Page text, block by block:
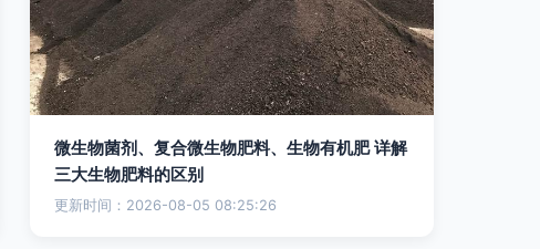
微生物菌剂、复合微生物肥料、生物有机肥 详解
三大生物肥料的区别
更新时间：2026-08-05 08:25:26